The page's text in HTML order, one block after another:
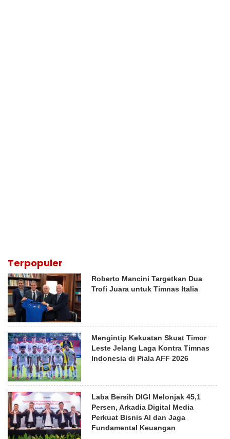
Terpopuler
Roberto Mancini Targetkan Dua
Trofi Juara untuk Timnas Italia
Mengintip Kekuatan Skuat Timor
Leste Jelang Laga Kontra Timnas
Indonesia di Piala AFF 2026
Laba Bersih DIGI Melonjak 45,1
Persen, Arkadia Digital Media
Perkuat Bisnis AI dan Jaga
Fundamental Keuangan